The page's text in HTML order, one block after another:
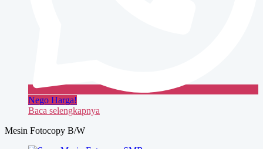
Nego Harga!
Baca selengkapnya
Mesin Fotocopy B/W